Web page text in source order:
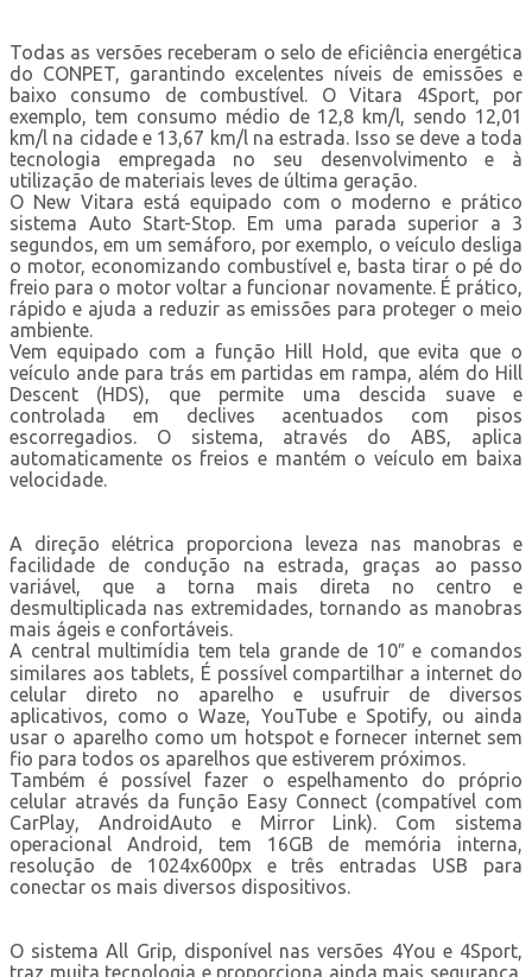
Todas as versões receberam o selo de eficiência energética
do CONPET, garantindo excelentes níveis de emissões e
baixo consumo de combustível. O Vitara 4Sport, por
exemplo, tem consumo médio de 12,8 km/l, sendo 12,01
km/l na cidade e 13,67 km/l na estrada. Isso se deve a toda
tecnologia empregada no seu desenvolvimento e à
utilização de materiais leves de última geração.
O New Vitara está equipado com o moderno e prático
sistema Auto Start-Stop. Em uma parada superior a 3
segundos, em um semáforo, por exemplo, o veículo desliga
o motor, economizando combustível e, basta tirar o pé do
freio para o motor voltar a funcionar novamente. É prático,
rápido e ajuda a reduzir as emissões para proteger o meio
ambiente.
Vem equipado com a função Hill Hold, que evita que o
veículo ande para trás em partidas em rampa, além do Hill
Descent (HDS), que permite uma descida suave e
controlada em declives acentuados com pisos
escorregadios. O sistema, através do ABS, aplica
automaticamente os freios e mantém o veículo em baixa
velocidade.
A direção elétrica proporciona leveza nas manobras e
facilidade de condução na estrada, graças ao passo
variável, que a torna mais direta no centro e
desmultiplicada nas extremidades, tornando as manobras
mais ágeis e confortáveis.
A central multimídia tem tela grande de 10″ e comandos
similares aos tablets, É possível compartilhar a internet do
celular direto no aparelho e usufruir de diversos
aplicativos, como o Waze, YouTube e Spotify, ou ainda
usar o aparelho como um hotspot e fornecer internet sem
fio para todos os aparelhos que estiverem próximos.
Também é possível fazer o espelhamento do próprio
celular através da função Easy Connect (compatível com
CarPlay, AndroidAuto e Mirror Link). Com sistema
operacional Android, tem 16GB de memória interna,
resolução de 1024x600px e três entradas USB para
conectar os mais diversos dispositivos.
O sistema All Grip, disponível nas versões 4You e 4Sport,
traz muita tecnologia e proporciona ainda mais segurança.